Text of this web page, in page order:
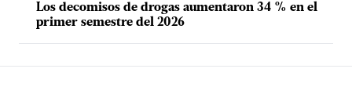
Los decomisos de drogas aumentaron 34 % en el
primer semestre del 2026